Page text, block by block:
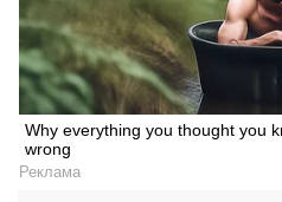
Why everything you thought you
wrong
Реклама